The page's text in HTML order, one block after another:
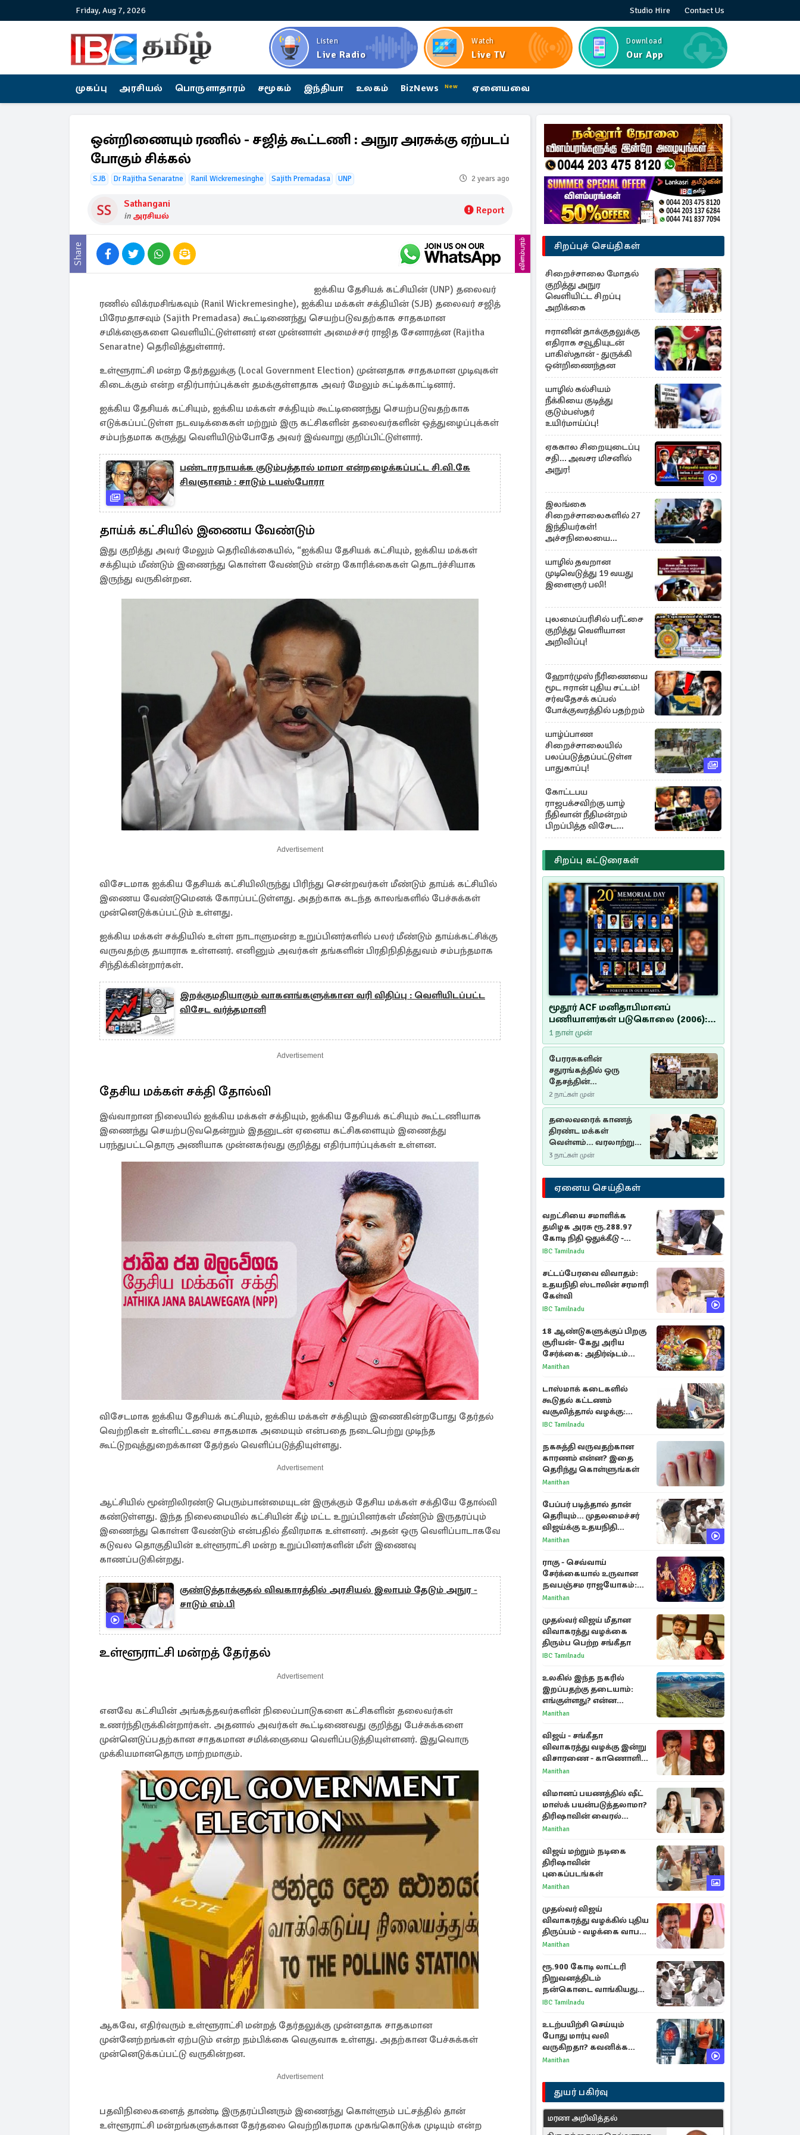
Friday, Aug 7, 2026 Studio Hire Contact Us
Listen
Live Radio
Watch
Live TV
Download
Our App
முகப்பு அரசியல் பொருளாதாரம் சமூகம் இந்தியா உலகம் BizNews New ஏனையவை
ஒன்றிணையும் ரணில் - சஜித் கூட்டணி : அநுர அரசுக்கு ஏற்படப்
போகும் சிக்கல்
SJB Dr Rajitha Senaratne Ranil Wickremesinghe Sajith Premadasa UNP 2 years ago
Sathangani
in அரசியல் Report
Share விளம்பரம்
ஐக்கிய தேசியக் கட்சியின் (UNP) தலைவர்
ரணில் விக்ரமசிங்கவும் (Ranil Wickremesinghe), ஐக்கிய மக்கள் சக்தியின் (SJB) தலைவர் சஜித்
பிரேமதாசவும் (Sajith Premadasa) கூட்டிணைந்து செயற்படுவதற்காக சாதகமான
சமிக்ஞைகளை வெளியிட்டுள்ளனர் என முன்னாள் அமைச்சர் ராஜித சேனாரத்ன (Rajitha
Senaratne) தெரிவித்துள்ளார்.
உள்ளூராட்சி மன்ற தேர்தலுக்கு (Local Government Election) முன்னதாக சாதகமான முடிவுகள்
கிடைக்கும் என்ற எதிர்பார்ப்புக்கள் தமக்குள்ளதாக அவர் மேலும் சுட்டிக்காட்டினார்.
ஐக்கிய தேசியக் கட்சியும், ஐக்கிய மக்கள் சக்தியும் கூட்டிணைந்து செயற்படுவதற்காக
எடுக்கப்பட்டுள்ள நடவடிக்கைகள் மற்றும் இரு கட்சிகளின் தலைவர்களின் ஒத்துழைப்புக்கள்
சம்பந்தமாக கருத்து வெளியிடும்போதே அவர் இவ்வாறு குறிப்பிட்டுள்ளார்.
பண்டாரநாயக்க குடும்பத்தால் மாமா என்றழைக்கப்பட்ட சி.வி.கே
சிவஞானம் : சாடும் டயஸ்போரா
தாய்க் கட்சியில் இணைய வேண்டும்
இது குறித்து அவர் மேலும் தெரிவிக்கையில், “ஐக்கிய தேசியக் கட்சியும், ஐக்கிய மக்கள்
சக்தியும் மீண்டும் இணைந்து கொள்ள வேண்டும் என்ற கோரிக்கைகள் தொடர்ச்சியாக
இருந்து வருகின்றன.
Advertisement
விசேடமாக ஐக்கிய தேசியக் கட்சியிலிருந்து பிரிந்து சென்றவர்கள் மீண்டும் தாய்க் கட்சியில்
இணைய வேண்டுமெனக் கோரப்பட்டுள்ளது. அதற்காக கடந்த காலங்களில் பேச்சுக்கள்
முன்னெடுக்கப்பட்டும் உள்ளது.
ஐக்கிய மக்கள் சக்தியில் உள்ள நாடாளுமன்ற உறுப்பினர்களில் பலர் மீண்டும் தாய்க்கட்சிக்கு
வருவதற்கு தயாராக உள்ளனர். எனினும் அவர்கள் தங்களின் பிரதிநிதித்துவம் சம்பந்தமாக
சிந்திக்கின்றார்கள்.
இறக்குமதியாகும் வாகனங்களுக்கான வரி விதிப்பு : வெளியிடப்பட்ட
விசேட வர்த்தமானி
Advertisement
தேசிய மக்கள் சக்தி தோல்வி
இவ்வாறான நிலையில் ஐக்கிய மக்கள் சக்தியும், ஐக்கிய தேசியக் கட்சியும் கூட்டணியாக
இணைந்து செயற்படுவதென்றும் இதனுடன் ஏனைய கட்சிகளையும் இணைத்து
பரந்துபட்டதொரு அணியாக முன்னகர்வது குறித்து எதிர்பார்ப்புக்கள் உள்ளன.
விசேடமாக ஐக்கிய தேசியக் கட்சியும், ஐக்கிய மக்கள் சக்தியும் இணைகின்றபோது தேர்தல்
வெற்றிகள் உள்ளிட்டவை சாதகமாக அமையும் என்பதை நடைபெற்று முடிந்த
கூட்டுறவுத்துறைக்கான தேர்தல் வெளிப்படுத்தியுள்ளது.
Advertisement
ஆட்சியில் மூன்றிலிரண்டு பெரும்பான்மையுடன் இருக்கும் தேசிய மக்கள் சக்தியே தோல்வி
கண்டுள்ளது. இந்த நிலைமையில் கட்சியின் கீழ் மட்ட உறுப்பினர்கள் மீண்டும் இருதரப்பும்
இணைந்து கொள்ள வேண்டும் என்பதில் தீவிரமாக உள்ளனர். அதன் ஒரு வெளிப்பாடாகவே
கடுவல தொகுதியின் உள்ளூராட்சி மன்ற உறுப்பினர்களின் மீள் இணைவு
காணப்படுகின்றது.
குண்டுத்தாக்குதல் விவகாரத்தில் அரசியல் இலாபம் தேடும் அநுர -
சாடும் எம்.பி
உள்ளூராட்சி மன்றத் தேர்தல்
Advertisement
எனவே கட்சியின் அங்கத்தவர்களின் நிலைப்பாடுகளை கட்சிகளின் தலைவர்கள்
உணர்ந்திருக்கின்றார்கள். அதனால் அவர்கள் கூட்டிணைவது குறித்து பேச்சுக்களை
முன்னெடுப்பதற்கான சாதகமான சமிக்ஞையை வெளிப்படுத்தியுள்ளனர். இதுவொரு
முக்கியமானதொரு மாற்றமாகும்.
ஆகவே, எதிர்வரும் உள்ளூராட்சி மன்றத் தேர்தலுக்கு முன்னதாக சாதகமான
முன்னேற்றங்கள் ஏற்படும் என்ற நம்பிக்கை வெகுவாக உள்ளது. அதற்கான பேச்சுக்கள்
முன்னெடுக்கப்பட்டு வருகின்றன.
Advertisement
பதவிநிலைகளைத் தாண்டி இருதரப்பினரும் இணைந்து கொள்ளும் பட்சத்தில் தான்
உள்ளூராட்சி மன்றங்களுக்கான தேர்தலை வெற்றிகரமாக முகங்கொடுக்க முடியும் என்ற
சிறப்புச் செய்திகள்
சிறைச்சாலை மோதல்
குறித்து அநுர
வெளியிட்ட சிறப்பு
அறிக்கை
ஈரானின் தாக்குதலுக்கு
எதிராக சவூதியுடன்
பாகிஸ்தான் - துருக்கி
ஒன்றிணைந்தன
யாழில் கல்சியம்
நீக்கியை குடித்து
குடும்பஸ்தர்
உயிர்மாய்ப்பு!
ஏககால சிறையுடைப்பு
சதி... அவசர மிசனில்
அநுர!
இலங்கை
சிறைச்சாலைகளில் 27
இந்தியர்கள்!
அச்சநிலையை
மையப்படுத்தி
ஜெயசங்கர் அறிக்கை
யாழில் தவறான
முடிவெடுத்து 19 வயது
இளைஞர் பலி!
புலமைப்பரிசில் பரீட்சை
குறித்து வெளியான
அறிவிப்பு!
ஹோர்முஸ் நீரிணையை
மூட ஈரான் புதிய சட்டம்!
சர்வதேசக் கப்பல்
போக்குவரத்தில் பதற்றம்
யாழ்ப்பாண
சிறைச்சாலையில்
பலப்படுத்தப்பட்டுள்ள
பாதுகாப்பு!
கோட்டபய
ராஜபக்சவிற்கு யாழ்
நீதிவான் நீதிமன்றம்
பிறப்பித்த விசேட
உத்தரவு!
சிறப்பு கட்டுரைகள்
மூதூர் ACF மனிதாபிமானப்
பணியாளர்கள் படுகொலை (2006):
20 ஆண்டுகளாகியும் நீதி
மறுக்கப்பட்ட மனிதாபிமானப்
பேரவலம்
1 நாள் முன்
பேரரசுகளின்
சதுரங்கத்தில் ஒரு
தேசத்தின்
தீர்க்கதரிசனம் :
சுதுமலை பிரகடனம்
ஒரு வரலாற்றுப் பாடம்
2 நாட்கள் முன்
தலைவரைக் காணத்
திரண்ட மக்கள்
வெள்ளம்... வரலாற்றுச்
சிறப்புமிக்க சுதுமலைப்
பிரகடனம்…
3 நாட்கள் முன்
ஏனைய செய்திகள்
வறட்சியை சமாளிக்க
தமிழக அரசு ரூ.288.97
கோடி நிதி ஒதுக்கீடு -
வெளியான அரசாணை
IBC Tamilnadu
சட்டப்பேரவை விவாதம்:
உதயநிதி ஸ்டாலின் சரமாரி
கேள்வி
IBC Tamilnadu
18 ஆண்டுகளுக்குப் பிறகு
சூரியன்- கேது அரிய
சேர்க்கை: அதிர்ஷ்டம்
பெறும் 3 ராசிகள்!
Manithan
டாஸ்மாக் கடைகளில்
கூடுதல் கட்டணம்
வசூலித்தால் வழக்கு:
சென்னை உயர்நீதிமன்றம்
IBC Tamilnadu
நகசுத்தி வருவதற்கான
காரணம் என்ன? இதை
தெரிந்து கொள்ளுங்கள்
Manithan
பேப்பர் படித்தால் தான்
தெரியும்... முதலமைச்சர்
விஜய்க்கு உதயநிதி
ஸ்டாலின் பதிலடி
Manithan
ராகு - செவ்வாய்
சேர்க்கையால் உருவான
நவபஞ்சம ராஜயோகம்:
அதிர்ஷ்டம் பெறும் 3
Manithan
முதல்வர் விஜய் மீதான
விவாகரத்து வழக்கை
திரும்ப பெற்ற சங்கீதா
IBC Tamilnadu
உலகில் இந்த நகரில்
இறப்பதற்கு தடையாம்:
எங்குள்ளது? என்ன
காரணம் தெரியுமா?
Manithan
விஜய் - சங்கீதா
விவாகரத்து வழக்கு இன்று
விசாரணை - காணொளி
மூலம் ஆஜராக வாய்ப்பு
Manithan
விமானப் பயணத்தில் ஷீட்
மாஸ்க் பயன்படுத்தலாமா?
திரிஷாவின் வைரல்
செல்ஃபிக்கு மருத்துவர்
Manithan
விஜய் மற்றும் நடிகை
திரிஷாவின்
புகைப்படங்கள்
Manithan
முதல்வர் விஜய்
விவாகரத்து வழக்கில் புதிய
திருப்பம் - வழக்கை வாபஸ்
பெற்ற சங்கீதா!
Manithan
ரூ.900 கோடி லாட்டரி
நிறுவனத்திடம்
நன்கொடை வாங்கியது
ஏன்? உதயநிதி - ஆதவ்
IBC Tamilnadu
உடற்பயிற்சி செய்யும்
போது மார்பு வலி
வருகிறதா? கவனிக்க
வேண்டிய எச்சரிக்கை
Manithan
துயர் பகிர்வு
மரண அறிவித்தல்